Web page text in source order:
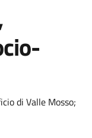
di Valle Mosso;